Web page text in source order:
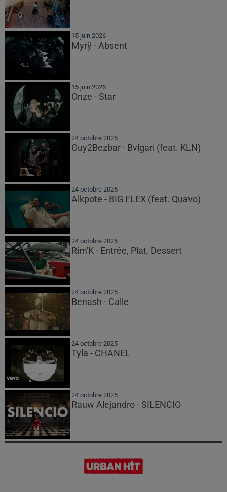
15 juin 2026
Myrÿ - Absent
15 juin 2026
Onze - Star
24 octobre 2025
Guy2Bezbar - Bvlgari (feat. KLN)
24 octobre 2025
Alkpote - BIG FLEX (feat. Quavo)
24 octobre 2025
Rim'K - Entrée, Plat, Dessert
24 octobre 2025
Benash - Calle
24 octobre 2025
Tyla - CHANEL
24 octobre 2025
Rauw Alejandro - SILENCIO